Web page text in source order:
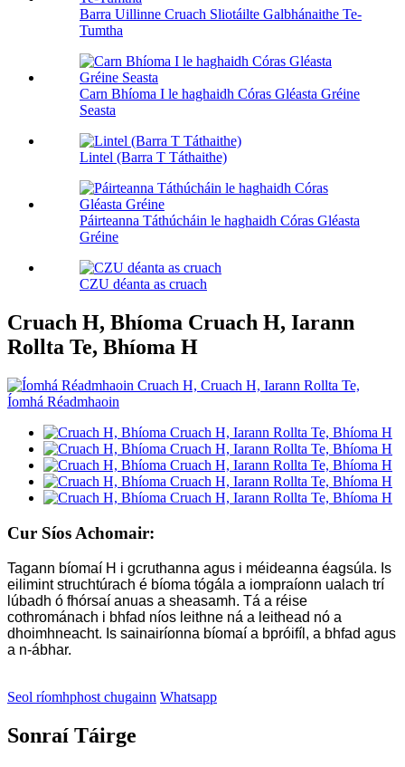
Barra Uillinne Cruach Sliotáilte Galbhánaithe Te-
Tumtha
Carn Bhíoma I le haghaidh Córas Gléasta Gréine
Seasta
Lintel (Barra T Táthaithe)
Páirteanna Táthúcháin le haghaidh Córas Gléasta
Gréine
CZU déanta as cruach
Cruach H, Bhíoma Cruach H, Iarann ​​
Rollta Te, Bhíoma H
Cur Síos Achomair:
Tagann bíomaí H i gcruthanna agus i méideanna éagsúla. Is
eilimint struchtúrach é bíoma tógála a iompraíonn ualach trí
lúbadh ó fhórsaí anuas a sheasamh. Tá a réise
cothrománach i bhfad níos leithne ná a leithead nó a
dhoimhneacht. Is sainairíonna bíomaí a bpróifíl, a bhfad agus
a n-ábhar.
Seol ríomhphost chugainn Whatsapp
Sonraí Táirge